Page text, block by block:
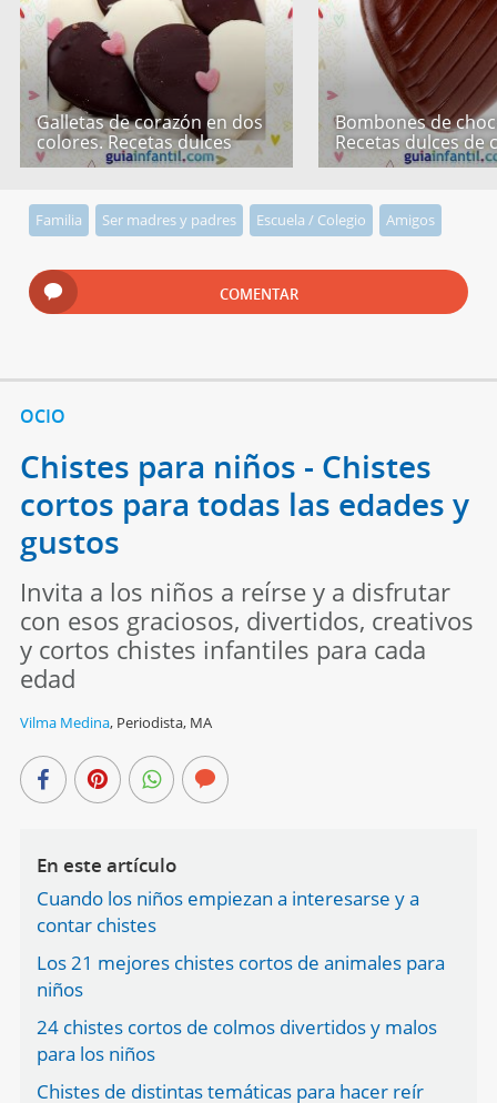
Galletas de corazón en dos
colores. Recetas dulces
Bombones de
Recetas dulces de
Familia Ser madres y padres Escuela / Colegio Amigos
COMENTAR
OCIO
Chistes para niños - Chistes
cortos para todas las edades y
gustos
Invita a los niños a reírse y a disfrutar
con esos graciosos, divertidos, creativos
y cortos chistes infantiles para cada
edad
Vilma Medina, Periodista, MA
En este artículo
Cuando los niños empiezan a interesarse y a
contar chistes
Los 21 mejores chistes cortos de animales para
niños
24 chistes cortos de colmos divertidos y malos
para los niños
Chistes de distintas temáticas para hacer reír